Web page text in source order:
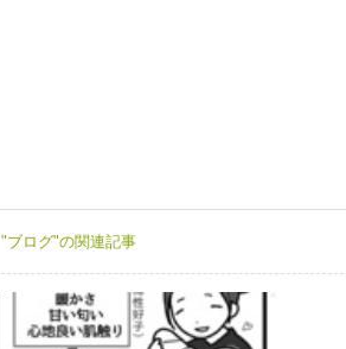
"ブログ"の関連記事